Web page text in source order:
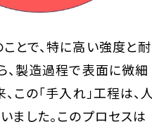
とで、特に高い強度と耐
、製造過程で表面に微細
この「手入れ」工程は、人
ました。このプロセスは